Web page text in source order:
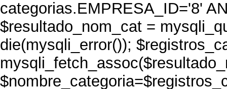
categorias.EMPRESA_ID='8'
$resultado_nom_cat =
die(mysqli_error());